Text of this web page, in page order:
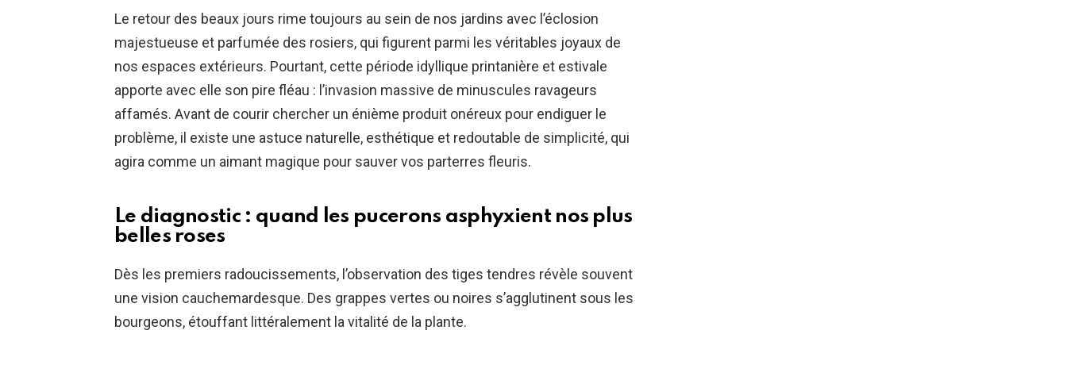
Le retour des beaux jours rime toujours au sein de nos jardins avec l’éclosion
majestueuse et parfumée des rosiers, qui figurent parmi les véritables joyaux de
nos espaces extérieurs. Pourtant, cette période idyllique printanière et estivale
apporte avec elle son pire fléau : l’invasion massive de minuscules ravageurs
affamés. Avant de courir chercher un énième produit onéreux pour endiguer le
problème, il existe une astuce naturelle, esthétique et redoutable de simplicité, qui
agira comme un aimant magique pour sauver vos parterres fleuris.
Le diagnostic : quand les pucerons asphyxient nos plus
belles roses
Dès les premiers radoucissements, l’observation des tiges tendres révèle souvent
une vision cauchemardesque. Des grappes vertes ou noires s’agglutinent sous les
bourgeons, étouffant littéralement la vitalité de la plante.